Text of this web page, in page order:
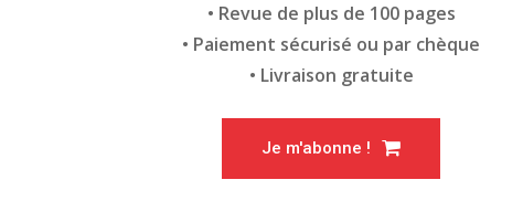
• Revue de plus de 100 pages
• Paiement sécurisé ou par chèque
• Livraison gratuite
Je m'abonne !